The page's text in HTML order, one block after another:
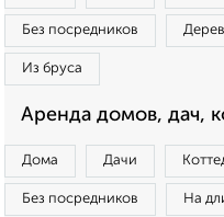
Без посредников
Из бруса
Аренда домов, дач,
Дома Дачи
Без посредников На